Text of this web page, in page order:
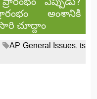
అంశానికి
చూద్దాం
AP General Issues,ts